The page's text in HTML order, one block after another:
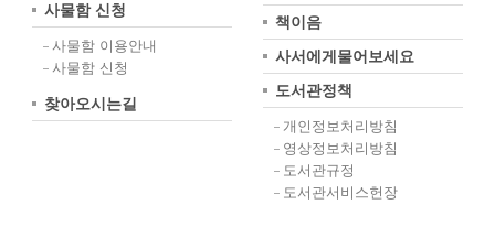
사물함 신청
사물함 이용안내
사물함 신청
찾아오시는길
책이음
사서에게물어보세요
도서관정책
개인정보처리방침
영상정보처리방침
도서관규정
도서관서비스헌장